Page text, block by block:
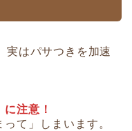
実はパサつきを加速
注意！
て」しまいます。